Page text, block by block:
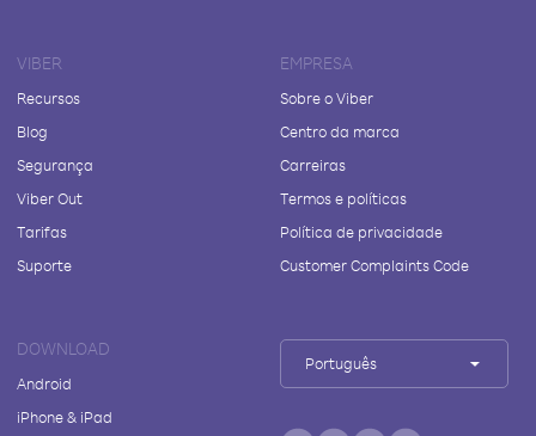
VIBER
Recursos
Blog
Segurança
Viber Out
Tarifas
Suporte
EMPRESA
Sobre o Viber
Centro da marca
Carreiras
Termos e políticas
Política de privacidade
Customer Complaints Code
DOWNLOAD
Android
iPhone & iPad
Português